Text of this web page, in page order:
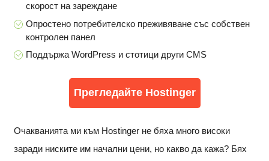
скорост на зареждане
Опростено потребителско преживяване със собствен
контролен панел
Поддържа WordPress и стотици други CMS
Прегледайте Hostinger
Очакванията ми към Hostinger не бяха много високи
заради ниските им начални цени, но какво да кажа? Бях